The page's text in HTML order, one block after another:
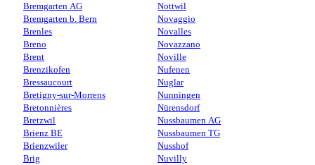
Bremgarten AG
Bremgarten b. Bern
Brenles
Breno
Brent
Brenzikofen
Bressaucourt
Bretigny-sur-Morrens
Bretonnières
Bretzwil
Brienz BE
Brienzwiler
Brig
Nottwil
Novaggio
Novalles
Novazzano
Noville
Nufenen
Nuglar
Nunningen
Nürensdorf
Nussbaumen AG
Nussbaumen TG
Nusshof
Nuvilly